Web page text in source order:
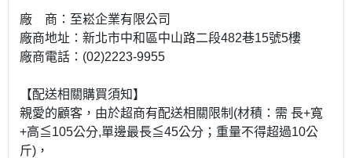
廠 商：至崧企業有限公司
廠商地址：新北市中和區中山路二段482巷15號5樓
廠商電話：(02)2223-9955
【配送相關購買須知】
親愛的顧客，由於超商有配送相關限制(材積：需 長+寬
+高≦105公分,單邊最長≦45公分；重量不得超過10公
斤)，